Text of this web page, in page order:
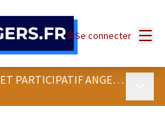
Se connecter
LES RÉALISATIONS DU BUDGET PARTICIPATIF ANGEVIN